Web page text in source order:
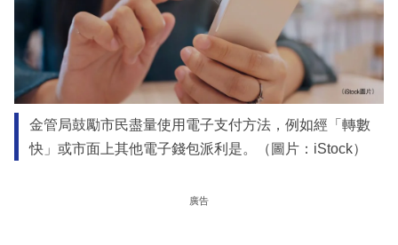
金管局鼓勵市民盡量使用電子支付方法，例如經「轉數
快」或市面上其他電子錢包派利是。（圖片：iStock）
廣告